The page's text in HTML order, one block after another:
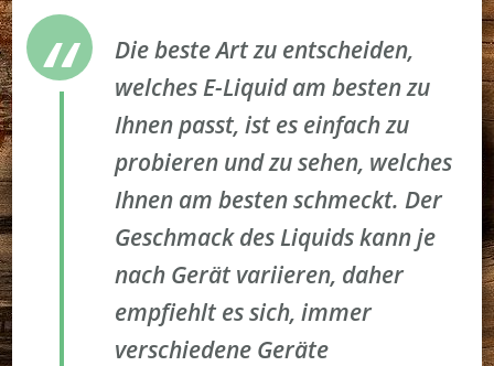
Die beste Art zu entscheiden,
welches E-Liquid am besten zu
Ihnen passt, ist es einfach zu
probieren und zu sehen, welches
Ihnen am besten schmeckt. Der
Geschmack des Liquids kann je
nach Gerät variieren, daher
empfiehlt es sich, immer
verschiedene Geräte